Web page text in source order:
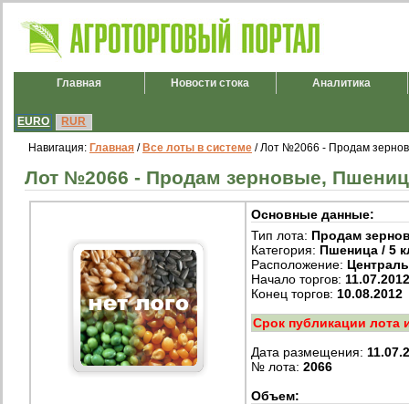
Главная Новости стока Аналитика
EURO RUR
Навигация: Главная / Все лоты в системе / Лот №2066 - Продам
Лот №2066 - Продам зерновые,
Основные данные:
Тип лота: Продам
Категория: Пшеница / 5
Расположение:
Начало торгов: 11.07.2012
Конец торгов: 10.08.2012
Срок публикации лота
Дата размещения:
№ лота: 2066
Объем: